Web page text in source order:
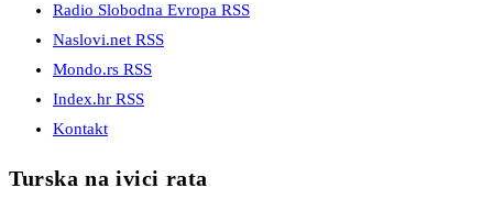
Radio Slobodna Evropa RSS
Naslovi.net RSS
Mondo.rs RSS
Index.hr RSS
Kontakt
Turska na ivici rata